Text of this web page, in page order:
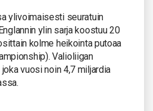
ylivoimaisesti seuratuin
ylin sarja koostuu 20
kolme heikointa putoaa
Valioliigan
vuosi noin 4,7 miljardia